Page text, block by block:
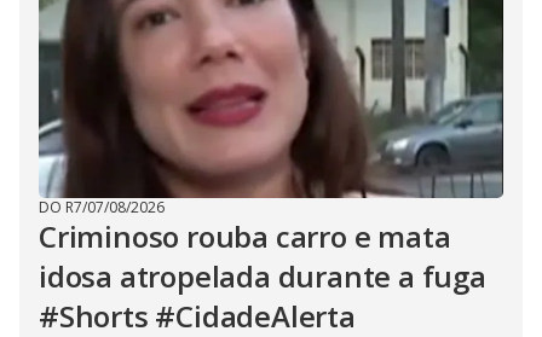
DO R7/07/08/2026
Criminoso rouba carro e mata
idosa atropelada durante a fuga
#Shorts #CidadeAlerta